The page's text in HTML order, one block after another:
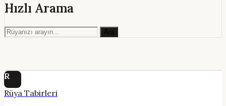
Hızlı Arama
Ara
R
Rüya Tabirleri